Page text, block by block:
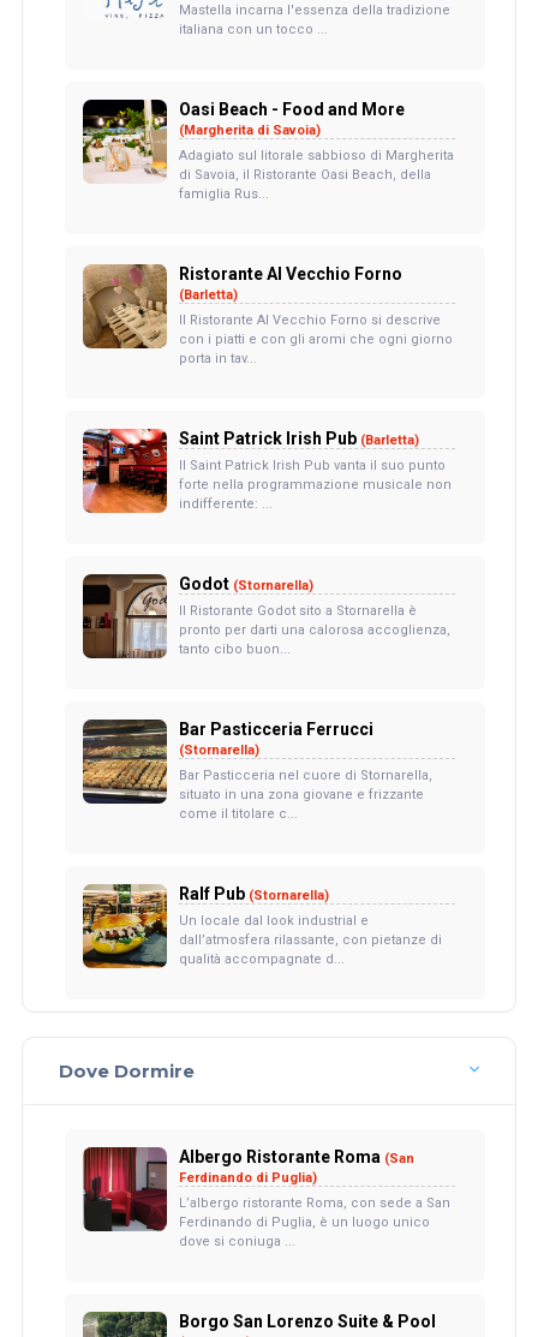
Mastella incarna l'essenza della tradizione
italiana con un tocco ...
Oasi Beach - Food and More
(Margherita di Savoia)
Adagiato sul litorale sabbioso di Margherita
di Savoia, il Ristorante Oasi Beach, della
famiglia Rus...
Ristorante Al Vecchio Forno
(Barletta)
Il Ristorante Al Vecchio Forno si descrive
con i piatti e con gli aromi che ogni giorno
porta in tav...
Saint Patrick Irish Pub (Barletta)
Il Saint Patrick Irish Pub vanta il suo punto
forte nella programmazione musicale non
indifferente: ...
Godot (Stornarella)
Il Ristorante Godot sito a Stornarella è
pronto per darti una calorosa accoglienza,
tanto cibo buon...
Bar Pasticceria Ferrucci
(Stornarella)
Bar Pasticceria nel cuore di Stornarella,
situato in una zona giovane e frizzante
come il titolare c...
Ralf Pub (Stornarella)
Un locale dal look industrial e
dall’atmosfera rilassante, con pietanze di
qualità accompagnate d...
Dove Dormire
Albergo Ristorante Roma (San
Ferdinando di Puglia)
L’albergo ristorante Roma, con sede a San
Ferdinando di Puglia, è un luogo unico
dove si coniuga ...
Borgo San Lorenzo Suite & Pool